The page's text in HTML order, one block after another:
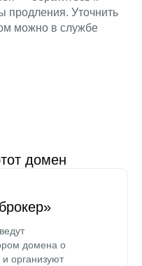
продления. Уточнить
можно в службе
домен
домена о
организуют